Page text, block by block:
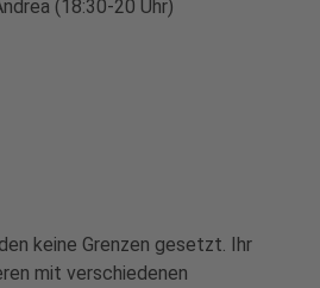
(18:30-20 Uhr)
keine Grenzen gesetzt. Ihr
mit verschiedenen